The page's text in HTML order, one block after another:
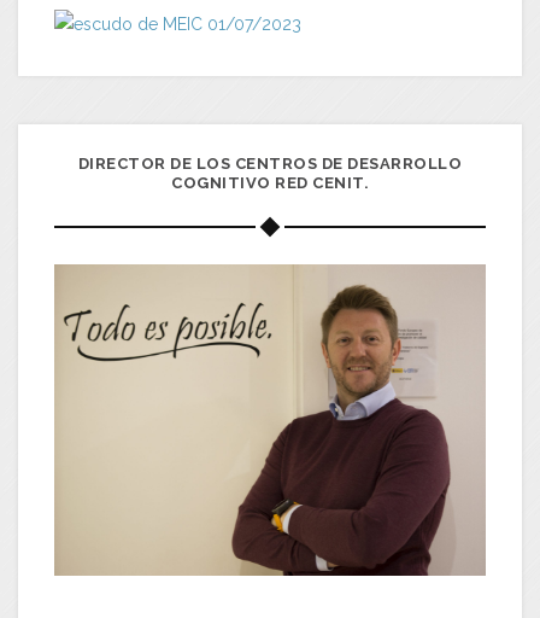
DIRECTOR DE LOS CENTROS DE DESARROLLO
COGNITIVO RED CENIT.